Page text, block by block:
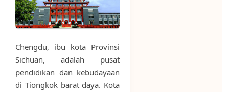
Chengdu, ibu kota Provinsi
Sichuan, adalah pusat
pendidikan dan kebudayaan
di Tiongkok barat daya. Kota